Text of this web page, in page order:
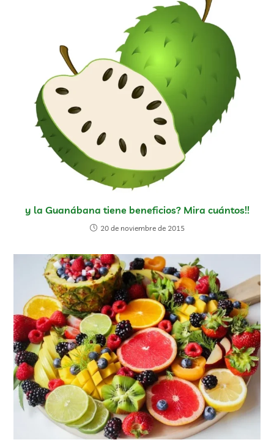
y la Guanábana tiene beneficios? Mira cuántos!!
20 de noviembre de 2015